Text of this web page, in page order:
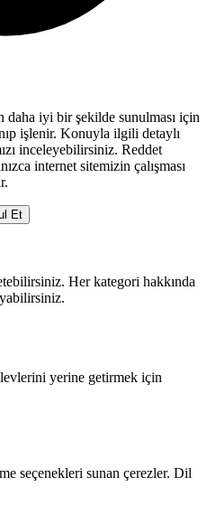
iyi bir şekilde sunulması için
işlenir. Konuyla ilgili detaylı
inceleyebilirsiniz. Reddet
internet sitemizin çalışması
Et
Her kategori hakkında
yerine getirmek için
seçenekleri sunan çerezler. Dil